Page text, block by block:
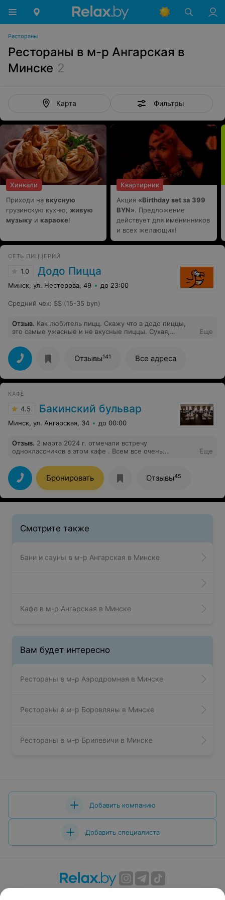
Рестораны
Рестораны в м-р Ангарская в
Минске 2
Карта Фильтры
Хинкали
Приходи на вкусную
грузинскую кухню, живую
музыку и караоке!
Квартирник
Акция «Birthday set за 399
BYN». Предложение
действует для именинников
и всех желающих!
СЕТЬ ПИЦЦЕРИЙ
1.0 Додо Пицца
Минск, ул. Нестерова, 49 до 23:00
Средний чек: $$ (15-35 byn)
Отзыв. Как любитель пицц. Скажу что в додо пиццы,
это самые ужасные и не вкусные пиццы. Сухая,
на Банере,говорит обратное, на что и повелся….
Еще
Отзывы141 Все адреса
КАФЕ
4.5 Бакинский бульвар
Минск, ул. Ангарская, 34 до 00:00
Отзыв. 2 марта 2024 г. отмечали встречу
одноклассников в этом кафе . Всем все очень
рыбы, разнообразие салатов), зажигательная живая
музыка(отдельное спасибо певице за подаренный нам
номер), замечательное обслуживание,
непринужденная атмосфера. Однозначно
рекомендуем!
Еще
Бронировать Отзывы45
Смотрите также
Бани и сауны в м-р Ангарская в Минске
Кафе в м-р Ангарская в Минске
Вам будет интересно
Рестораны в м-р Аэродромная в Минске
Рестораны в м-р Боровляны в Минске
Рестораны в м-р Брилевичи в Минске
Добавить компанию
Добавить специалиста